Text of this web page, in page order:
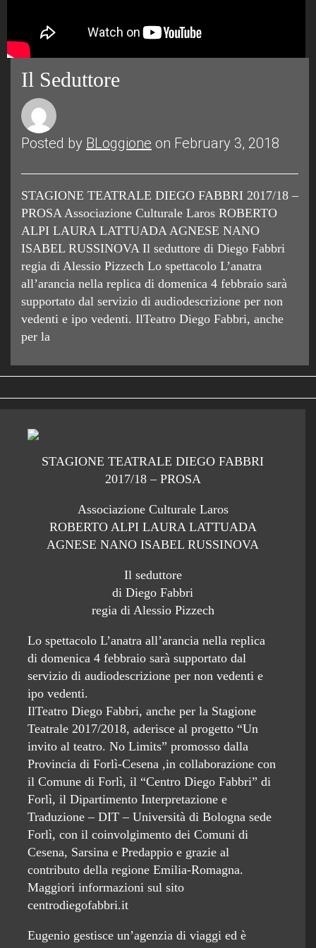
Il Seduttore
Posted by BLoggione on February 3, 2018
STAGIONE TEATRALE DIEGO FABBRI 2017/18 –
PROSA Associazione Culturale Laros ROBERTO
ALPI LAURA LATTUADA AGNESE NANO
ISABEL RUSSINOVA Il seduttore di Diego Fabbri
regia di Alessio Pizzech Lo spettacolo L’anatra
all’arancia nella replica di domenica 4 febbraio sarà
supportato dal servizio di audiodescrizione per non
vedenti e ipo vedenti. IlTeatro Diego Fabbri, anche
per la
STAGIONE TEATRALE DIEGO FABBRI
2017/18 – PROSA
Associazione Culturale Laros
ROBERTO ALPI LAURA LATTUADA
AGNESE NANO ISABEL RUSSINOVA
Il seduttore
di Diego Fabbri
regia di Alessio Pizzech
Lo spettacolo L’anatra all’arancia nella replica
di domenica 4 febbraio sarà supportato dal
servizio di audiodescrizione per non vedenti e
ipo vedenti.
IlTeatro Diego Fabbri, anche per la Stagione
Teatrale 2017/2018, aderisce al progetto “Un
invito al teatro. No Limits” promosso dalla
Provincia di Forlì-Cesena ,in collaborazione con
il Comune di Forlì, il “Centro Diego Fabbri” di
Forlì, il Dipartimento Interpretazione e
Traduzione – DIT – Università di Bologna sede
Forlì, con il coinvolgimento dei Comuni di
Cesena, Sarsina e Predappio e grazie al
contributo della regione Emilia-Romagna.
Maggiori informazioni sul sito
centrodiegofabbri.it
Eugenio gestisce un’agenzia di viaggi ed è